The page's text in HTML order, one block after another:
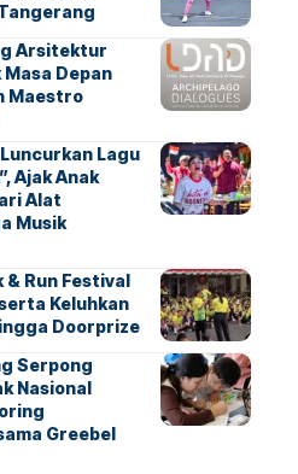
Arsitektur
Depan
Maestro
Lagu
Ajak Anak
Alat
Musik
& Run Festival
Keluhkan
Doorprize
Serpong
Nasional
Greebel